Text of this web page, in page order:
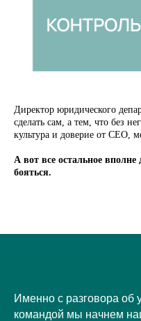
Директор юридического
сделать сам, а тем, что без
культура и доверие от CEO,
А вот все остальное вполне
бояться.
Именно с разговора об
командой мы начнем